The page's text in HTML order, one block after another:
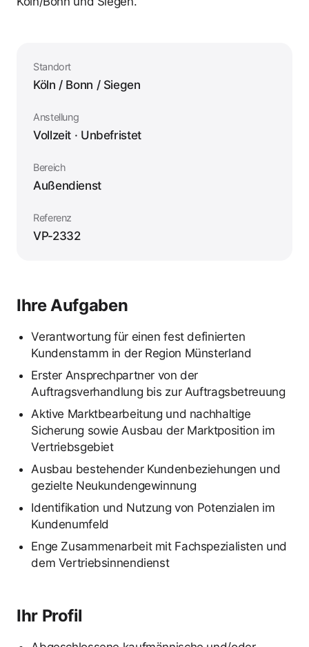
Standort
Köln / Bonn / Siegen
Anstellung
Vollzeit · Unbefristet
Bereich
Außendienst
Referenz
VP-2332
Ihre Aufgaben
Verantwortung für einen fest definierten
Kundenstamm in der Region Münsterland
Erster Ansprechpartner von der
Auftragsverhandlung bis zur Auftragsbetreuung
Aktive Marktbearbeitung und nachhaltige
Sicherung sowie Ausbau der Marktposition im
Vertriebsgebiet
Ausbau bestehender Kundenbeziehungen und
gezielte Neukundengewinnung
Identifikation und Nutzung von Potenzialen im
Kundenumfeld
Enge Zusammenarbeit mit Fachspezialisten und
dem Vertriebsinnendienst
Ihr Profil